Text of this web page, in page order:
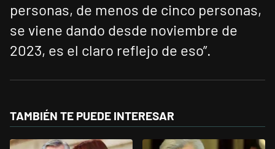
personas, de menos de cinco personas,
se viene dando desde noviembre de
2023, es el claro reflejo de eso”.
TAMBIÉN TE PUEDE INTERESAR